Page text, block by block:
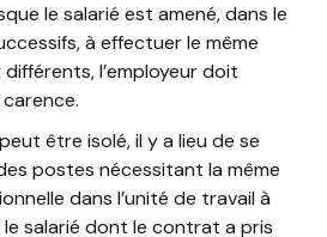
le salarié est amené, dans le
à effectuer le même
l’employeur doit
être isolé, il y a lieu de se
postes nécessitant la même
dans l’unité de travail à
salarié dont le contrat a pris